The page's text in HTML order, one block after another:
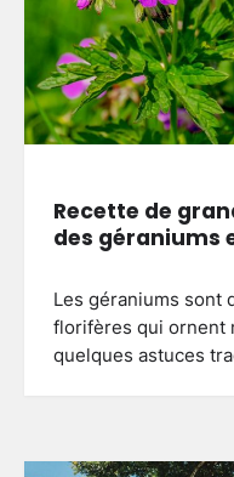
Recette de
des géraniums
Les géraniums sont
florifères qui ornent
quelques astuces